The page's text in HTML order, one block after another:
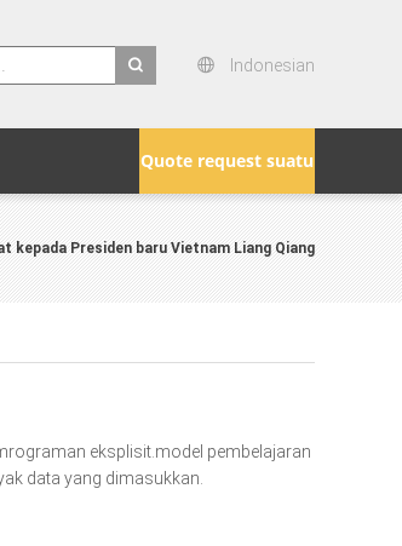
Indonesian
Quote request suatu
kepada Presiden baru Vietnam Liang Qiang
eksplisit.model pembelajaran
data yang dimasukkan.